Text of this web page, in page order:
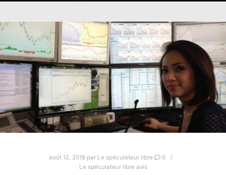
août 12, 2019par Le spéculateur libre
0
Le spéculateur libre avis